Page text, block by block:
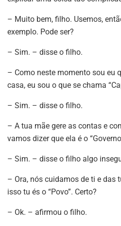
– Muito bem, filho. Usemos,
exemplo. Pode ser?
– Sim. – disse o filho.
– Como neste momento sou eu
casa, eu sou o que se chama
– Sim. – disse o filho.
– A tua mãe gere as contas e
vamos dizer que ela é o
– Sim. – disse o filho algo
– Ora, nós cuidamos de ti e das
isso tu és o “Povo”. Certo?
– Ok. – afirmou o filho.